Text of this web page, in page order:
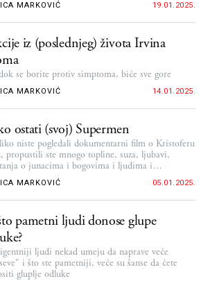
MARKOVIĆ 19.01.2025.
iz (poslednjeg) života Irvina
se borite protiv simptoma, biće sve gore
MARKOVIĆ 14.01.2025.
ostati (svoj) Supermen
niste pogledali dokumentarni film o Kristoferu
propustili ste mnogo topline, suza, ljubavi,
o junacima i bogovima i ljudima i
I o pokajanju, čeličnoj volji, beskrajnoj
koju ni Šekspir nije mogao da izmisli
MARKOVIĆ 05.01.2025.
pametni ljudi donose glupe
ljudi nekad umeju da naprave veće
i što ste pametniji, veće su šanse da ćete
gluplje odluke